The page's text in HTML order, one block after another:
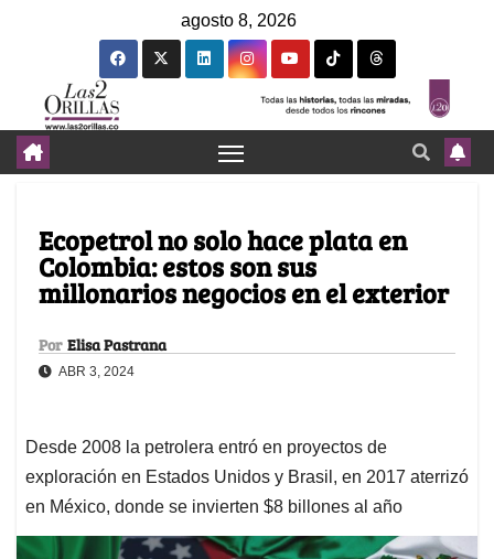
agosto 8, 2026
Ecopetrol no solo hace plata en
Colombia: estos son sus
millonarios negocios en el exterior
Por Elisa Pastrana
ABR 3, 2024
Desde 2008 la petrolera entró en proyectos de
exploración en Estados Unidos y Brasil, en 2017 aterrizó
en México, donde se invierten $8 billones al año